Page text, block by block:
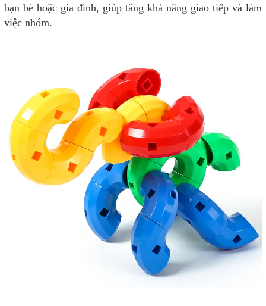
bạn bè hoặc gia đình, giúp tăng khả năng giao tiếp và làm
việc nhóm.